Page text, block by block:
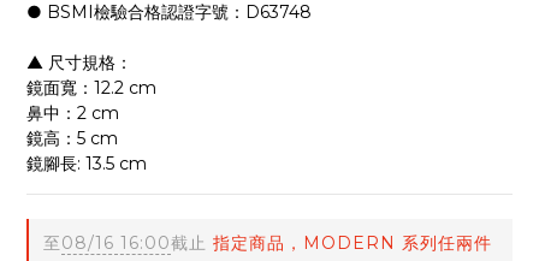
● BSMI檢驗合格認證字號：D63748
▲ 尺寸規格：
鏡面寬：12.2 cm
鼻中：2 cm
鏡高：5 cm
鏡腳長: 13.5 cm
至08/16 16:00截止 指定商品，MODERN 系列任兩件